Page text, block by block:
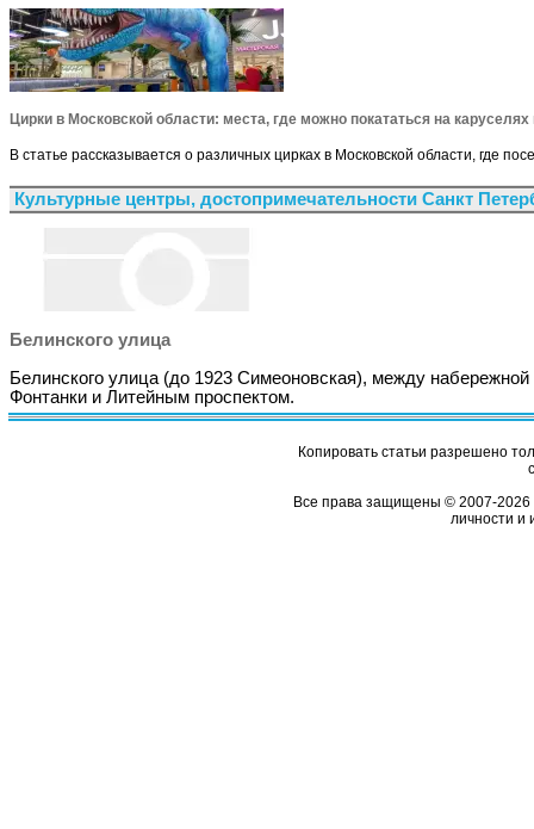
Цирки в Московской области: места, где можно покататься на
В статье рассказывается о различных цирках в Московской области, где
Культурные центры, достопримечательности Санкт
Белинского улица
Белинского улица (до 1923 Симеоновская), между набережной
Фонтанки и Литейным проспектом.
Копировать статьи разрешено
Все права защищены © 2007-2026
личности и